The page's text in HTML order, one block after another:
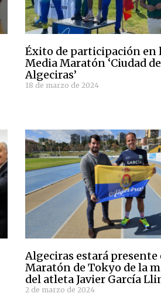
Éxito de participación en
Media Maratón ‘Ciudad de
Algeciras’
18 de marzo de 2024
Algeciras estará presente
Maratón de Tokyo de la
del atleta Javier García
2 de marzo de 2024